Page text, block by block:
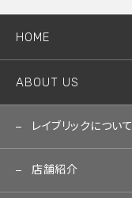
HOME
ABOUT US
レイブリックについて
店舗紹介